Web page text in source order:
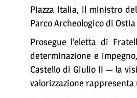
Piazza Italia, il ministro
Parco Archeologico di
Prosegue l’eletta di
determinazione e
Castello di Giulio II — la
valorizzazione